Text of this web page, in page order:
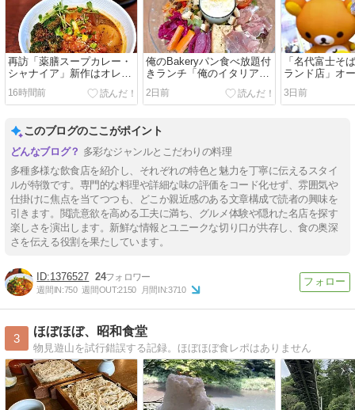
再訪「薬膳スープカレー・
シャナイア」新作はオレン
ジチキンと揚げブロ
16時間前
俺のBakeryパン食べ放題付
きランチ「俺のイタリアン
テラス」＠恵比寿
2日前
「名代富士そ
ランド店」オ
にしかないメ
3日前
このブログのここがポイント
多彩なジャンルとこだわりの料理
多種多様な飲食店を紹介し、それぞれの特色と魅力を丁寧に伝えるスタイ
ルが特徴です。専門的な料理や詳細な味の評価をコード化せず、雰囲気や
仕掛けに焦点を当てつつも、どこか親近感のある文章構成で読者の興味を
引きます。閲読意欲を高める工夫に満ち、グルメ体験や隠れた名店を探す
楽しさを演出します。新鮮な情報とユニークな切り口が共存し、食の奥深
さを伝える役割を果たしています。
1376527 24
週間IN:750 週間OUT:2150 月間IN:3710
3
ほぼほぼ、昭和食堂
物見遊山を試行錯誤する記録。ほぼほぼ食レポはありません